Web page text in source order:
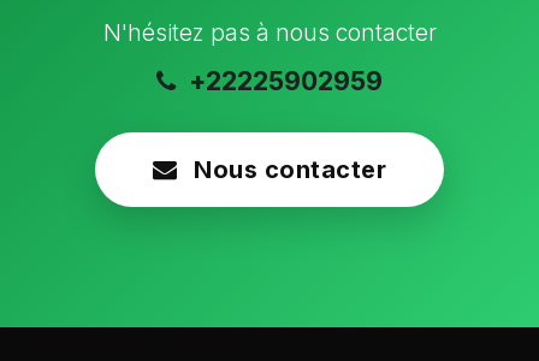
N'hésitez pas à nous contacter
+22225902959
Nous contacter